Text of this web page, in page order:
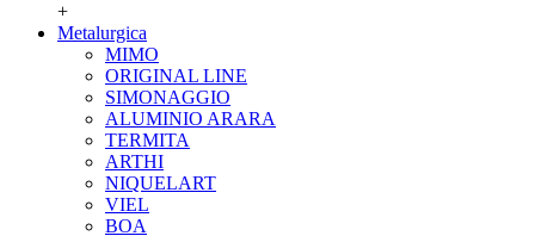
+
Metalurgica
MIMO
ORIGINAL LINE
SIMONAGGIO
ALUMINIO ARARA
TERMITA
ARTHI
NIQUELART
VIEL
BOA